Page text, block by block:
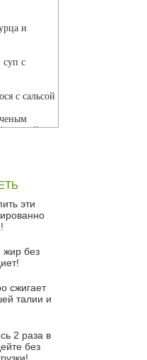
и
с
с сальсой
сальсой
суп
с
капусты
суп
моцареллой
с
эти
жир без
сжигает
талии и
2 раза в
без